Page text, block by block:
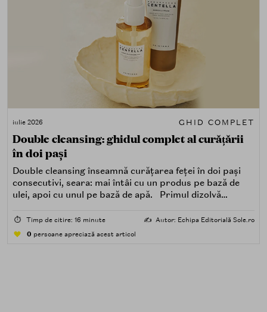
iulie 2026 GHID COMPLET
Double cleansing: ghidul complet al curățării
în doi pași
Double cleansing înseamnă curățarea feței în doi pași
consecutivi, seara: mai întâi cu un produs pe bază de
ulei, apoi cu unul pe bază de apă. Primul dizolvă
poluare. Al doilea îndepărtează impuritățile solubile în
⏱️ Timp de citire: 16 minute ✍️ Autor: Echipa Editorială Sole.ro
0 persoane apreciază acest articol